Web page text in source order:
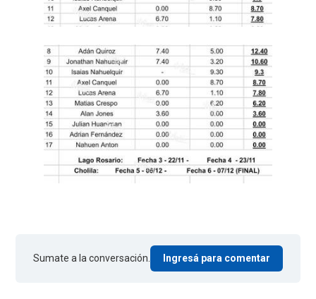
Sumate a la conversación. Ingresá para comentar